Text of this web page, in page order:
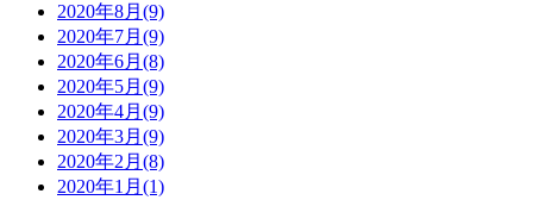
2020年8月(9)
2020年7月(9)
2020年6月(8)
2020年5月(9)
2020年4月(9)
2020年3月(9)
2020年2月(8)
2020年1月(1)